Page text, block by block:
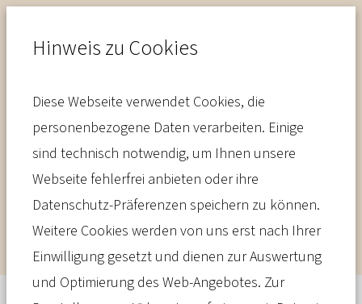
Beiträge
So hoch sind die PKV-Beiträge
im Alter
Hinweis zu Cookies
Diese Webseite verwendet Cookies, die
personenbezogene Daten verarbeiten. Einige
sind technisch notwendig, um Ihnen unsere
Webseite fehlerfrei anbieten oder ihre
Datenschutz-Präferenzen speichern zu können.
Weitere Cookies werden von uns erst nach Ihrer
Einwilligung gesetzt und dienen zur Auswertung
und Optimierung des Web-Angebotes. Zur